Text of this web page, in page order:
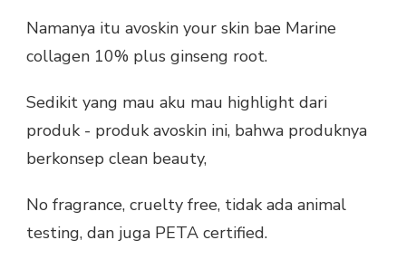
Namanya itu avoskin your skin bae Marine
collagen 10% plus ginseng root.
Sedikit yang mau aku mau highlight dari
produk - produk avoskin ini, bahwa produknya
berkonsep clean beauty,
No fragrance, cruelty free, tidak ada animal
testing, dan juga PETA certified.